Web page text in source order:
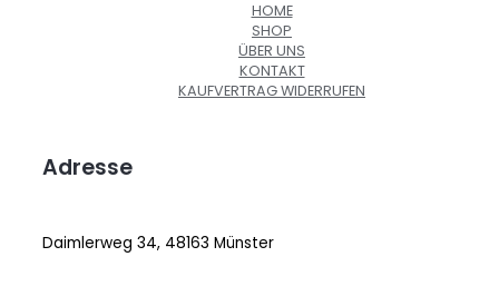
HOME
SHOP
ÜBER UNS
KONTAKT
KAUFVERTRAG WIDERRUFEN
Adresse
Daimlerweg 34, 48163 Münster